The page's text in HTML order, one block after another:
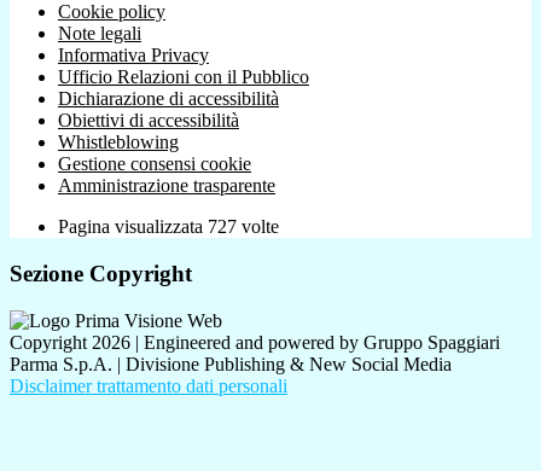
Cookie policy
Note legali
Informativa Privacy
Ufficio Relazioni con il Pubblico
Dichiarazione di accessibilità
Obiettivi di accessibilità
Whistleblowing
Gestione consensi cookie
Amministrazione trasparente
Pagina visualizzata 727 volte
Sezione Copyright
Copyright 2026 | Engineered and powered by Gruppo Spaggiari
Parma S.p.A. | Divisione Publishing & New Social Media
Disclaimer trattamento dati personali